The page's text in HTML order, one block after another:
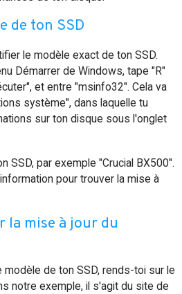
de ton SSD
le modèle exact de ton SSD.
Démarrer de Windows, tape "R"
et entre "msinfo32". Cela va
système", dans laquelle tu
sur ton disque sous l'onglet
SSD, par exemple "Crucial BX500".
pour trouver la mise à
la mise à jour du
de ton SSD, rends-toi sur le
notre exemple, il s'agit du site de